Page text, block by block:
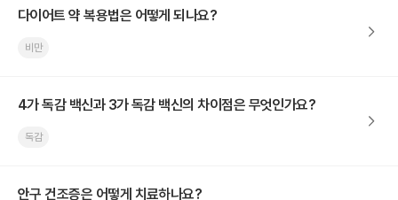
다이어트 약 복용법은 어떻게 되나요?
비만
4가 독감 백신과 3가 독감 백신의 차이점은 무엇인가요?
독감
안구 건조증은 어떻게 치료하나요?